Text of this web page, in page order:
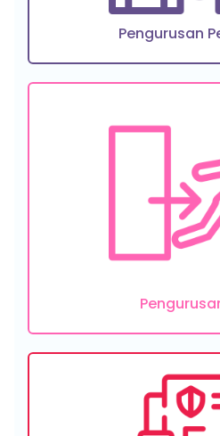
Pengurusan